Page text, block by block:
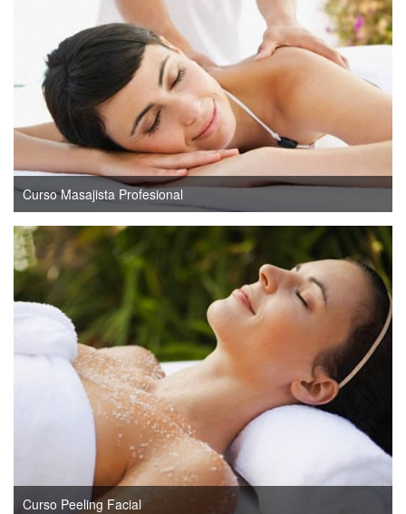
Curso Masajista Profesional
Curso Peeling Facial